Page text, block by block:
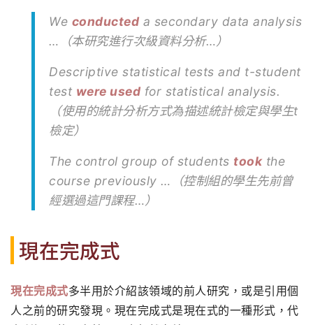
We conducted a secondary data analysis
…（本研究進行次級資料分析…）
Descriptive statistical tests and t-student
test were used for statistical analysis.
（使用的統計分析方式為描述統計檢定與學生t
檢定）
The control group of students tookthe
course previously …（控制組的學生先前曾
經選過這門課程…）
現在完成式
現在完成式多半用於介紹該領域的前人研究，或是引用個
人之前的研究發現。現在完成式是現在式的一種形式，代